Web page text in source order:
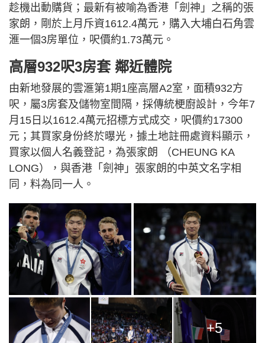
趁機出動購貨；最新有被喻為香港「劍神」之稱的張
家朗，剛於上月斥資1612.4萬元，購入大埔白石角雲
滙一個3房單位，呎價約1.73萬元。
高層932呎3房套 鄰近體院
由新地發展的雲滙第1期1座高層A2室，面積932方
呎，屬3房套及儲物室間隔，採傳統梗廚設計，今年7
月15日以1612.4萬元招標方式成交，呎價約17300
元；其買家身份終於曝光，據土地註冊處資料顯示，
買家以個人名義登記，為張家朗 （CHEUNG KA
LONG），與香港「劍神」張家朗的中英文名字相
同，料為同一人。
+5